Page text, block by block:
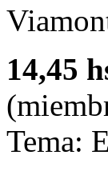
14,45
Tema: